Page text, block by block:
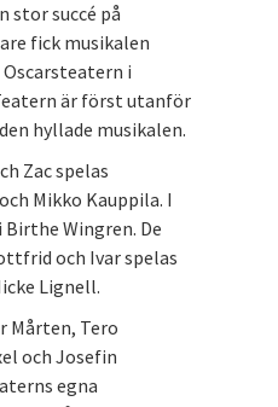
stor succé på
fick musikalen
i
är först utanför
hyllade musikalen.
Zac spelas
Mikko Kauppila. I
Wingren. De
och Ivar spelas
Lignell.
Mårten, Tero
och Josefin
egna